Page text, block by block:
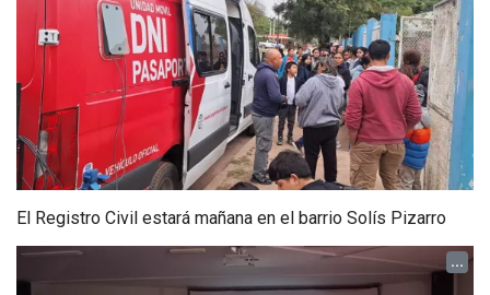
El Registro Civil estará mañana en el barrio Solís Pizarro
...